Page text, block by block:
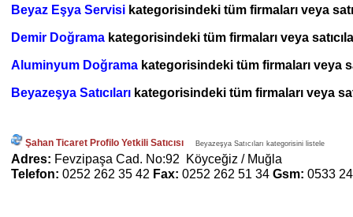
Beyaz Eşya Servisi kategorisindeki tüm firmaları veya
Demir Doğrama kategorisindeki tüm firmaları veya
Aluminyum Doğrama kategorisindeki tüm firmaları veya
Beyazeşya Satıcıları kategorisindeki tüm firmaları veya
Şahan Ticaret Profilo Yetkili Satıcısı Beyazeşya Satıcıları kategorisini listele
Adres: Fevzipaşa Cad. No:92 Köyceğiz / Muğla
Telefon: 0252 262 35 42 Fax: 0252 262 51 34 Gsm: 0533